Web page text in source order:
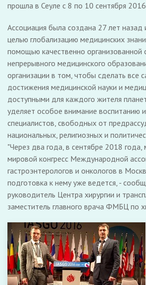
прошла в Сеуле с 8 по 10 сентября 2016
Ассоциация была создана 27 лет назад
целью глобализацию медицинских
помощью качественно организованной
непрерывного медицинского
организации в том, чтобы сделать все
достижения медицинcкой науки и
доступными для каждого жителя
уделяет особое внимание воспитанию
специалистов, свободных от
национальных, религиозных и
"Через два года, в сентябре 2018
мировой конгресс Международной
гастроэнтерологов и онкологов в
подготовка к нему уже ведется, -
руководитель Центра хирургии и
заместитель главного врача ФМБЦ по